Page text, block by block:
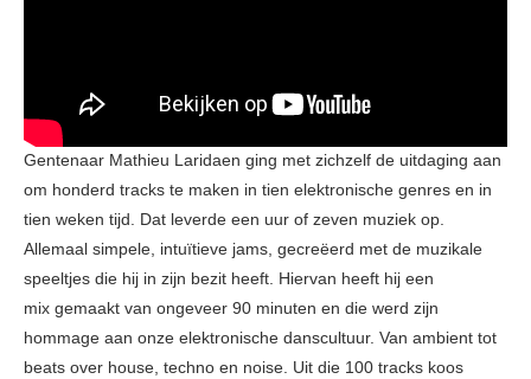
Gentenaar Mathieu Laridaen ging met zichzelf de uitdaging aan
om honderd tracks te maken in tien elektronische genres en in
tien weken tijd. Dat leverde een uur of zeven muziek op.
Allemaal simpele, intuïtieve jams, gecreëerd met de muzikale
speeltjes die hij in zijn bezit heeft. Hiervan heeft hij een
mix gemaakt van ongeveer 90 minuten en die werd zijn
hommage aan onze elektronische danscultuur. Van ambient tot
beats over house, techno en noise. Uit die 100 tracks koos